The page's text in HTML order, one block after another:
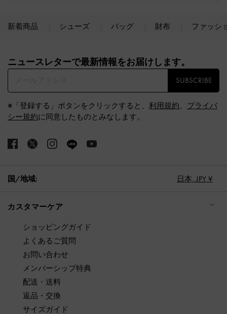
新着商品 シューズ バッグ 財布 ファッシ
ニュースレターで最新情報をお届けします。​
SUBSCRIBE
※「登録する」ボタンをクリックすると、 利用規約、 プライバ
シー規約に同意したものとみなします。
国/地域: 日本, JPY ¥
カスタマーケア
ショッピングガイド
よくあるご質問
お問い合わせ
メンバーシップ特典
配送・送料
返品・交換
サイズガイド